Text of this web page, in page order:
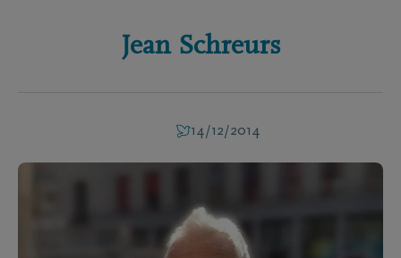
Jean Schreurs
14/12/2014